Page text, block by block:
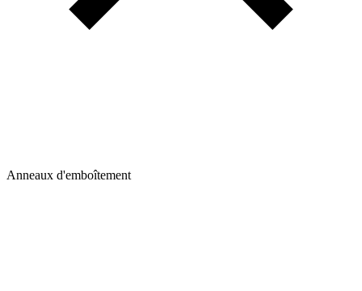
Anneaux d'emboîtement